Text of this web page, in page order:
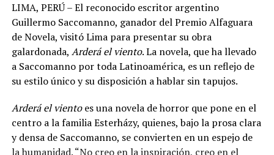
LIMA, PERÚ – El reconocido escritor argentino
Guillermo Saccomanno, ganador del Premio Alfaguara
de Novela, visitó Lima para presentar su obra
galardonada, Arderá el viento. La novela, que ha llevado
a Saccomanno por toda Latinoamérica, es un reflejo de
su estilo único y su disposición a hablar sin tapujos.
Arderá el vientoes una novela de horror que pone en el
centro a la familia Esterházy, quienes, bajo la prosa clara
y densa de Saccomanno, se convierten en un espejo de
la humanidad. “No creo en la inspiración, creo en el